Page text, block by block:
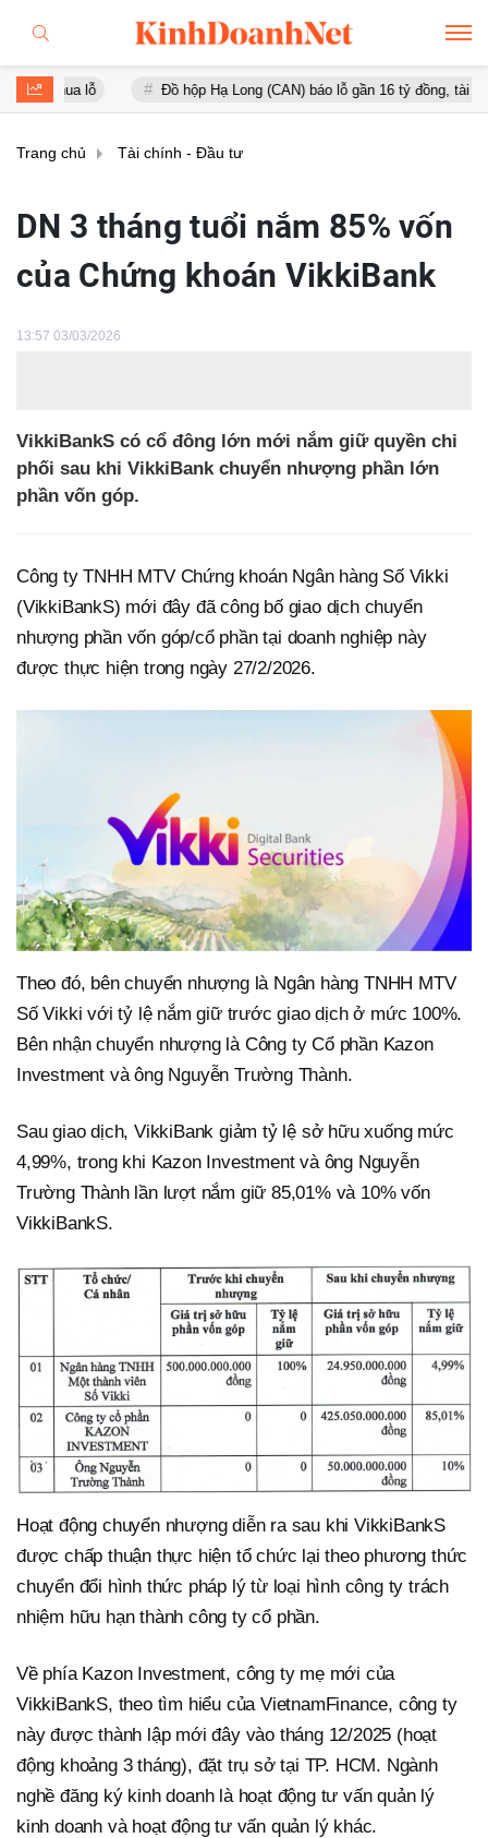
Đồ hộp Hạ Long (CAN) báo lỗ gần 16 tỷ đồng, tài sản giảm
Trang chủ Tài chính - Đầu tư
DN 3 tháng tuổi nắm 85% vốn
của Chứng khoán VikkiBank
13:57 03/03/2026
VikkiBankS có cổ đông lớn mới nắm giữ quyền chi
phối sau khi VikkiBank chuyển nhượng phần lớn
phần vốn góp.
Công ty TNHH MTV Chứng khoán Ngân hàng Số Vikki
(VikkiBankS) mới đây đã công bố giao dịch chuyển
nhượng phần vốn góp/cổ phần tại doanh nghiệp này
được thực hiện trong ngày 27/2/2026.
Theo đó, bên chuyển nhượng là Ngân hàng TNHH MTV
Số Vikki với tỷ lệ nắm giữ trước giao dịch ở mức 100%.
Bên nhận chuyển nhượng là Công ty Cổ phần Kazon
Investment và ông Nguyễn Trường Thành.
Sau giao dịch, VikkiBank giảm tỷ lệ sở hữu xuống mức
4,99%, trong khi Kazon Investment và ông Nguyễn
Trường Thành lần lượt nắm giữ 85,01% và 10% vốn
VikkiBankS.
Hoạt động chuyển nhượng diễn ra sau khi VikkiBankS
được chấp thuận thực hiện tổ chức lại theo phương thức
chuyển đổi hình thức pháp lý từ loại hình công ty trách
nhiệm hữu hạn thành công ty cổ phần.
Về phía Kazon Investment, công ty mẹ mới của
VikkiBankS, theo tìm hiểu của VietnamFinance, công ty
này được thành lập mới đây vào tháng 12/2025 (hoạt
động khoảng 3 tháng), đặt trụ sở tại TP. HCM. Ngành
nghề đăng ký kinh doanh là hoạt động tư vấn quản lý
kinh doanh và hoạt động tư vấn quản lý khác.